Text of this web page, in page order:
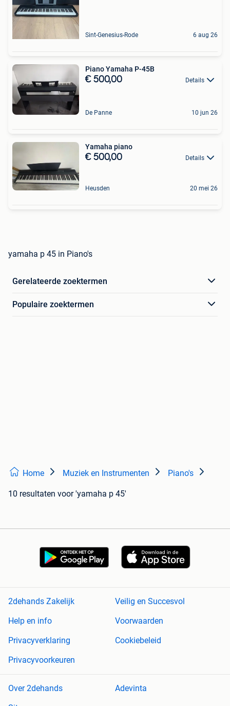
Sint-Genesius-Rode 6 aug 26
Piano Yamaha P-45B
€ 500,00 Details
De Panne 10 jun 26
Yamaha piano
€ 500,00 Details
Heusden 20 mei 26
yamaha p 45 in Piano's
Gerelateerde zoektermen
Populaire zoektermen
Home Muziek en Instrumenten Piano's
10 resultaten voor 'yamaha p 45'
2dehands Zakelijk
Veilig en Succesvol
Help en info
Voorwaarden
Privacyverklaring
Cookiebeleid
Privacyvoorkeuren
Over 2dehands
Adevinta